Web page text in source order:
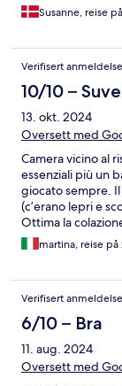
Susanne, reise
Verifisert anmeldelse
10/10 –
13. okt. 2024
Oversett med
Camera vicino al
essenziali più un
giocato sempre.
(c’erano lepri e
Ottima la
che avrete circa
che dovrete farvi
martina, reise
Verifisert anmeldelse
6/10 – Bra
11. aug. 2024
Oversett med